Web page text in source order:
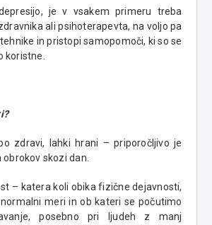
je v vsakem primeru treba
ali psihoterapevta, na voljo pa
in pristopi samopomoči, ki so se
koristne.
zdravi, lahki hrani – priporočljivo je
skozi dan.
– katera koli obika fizične dejavnosti,
meri in ob kateri se počutimo
posebno pri ljudeh z manj